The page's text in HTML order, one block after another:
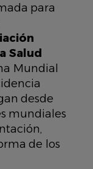
para
Salud
Mundial
desde
mundiales
de los